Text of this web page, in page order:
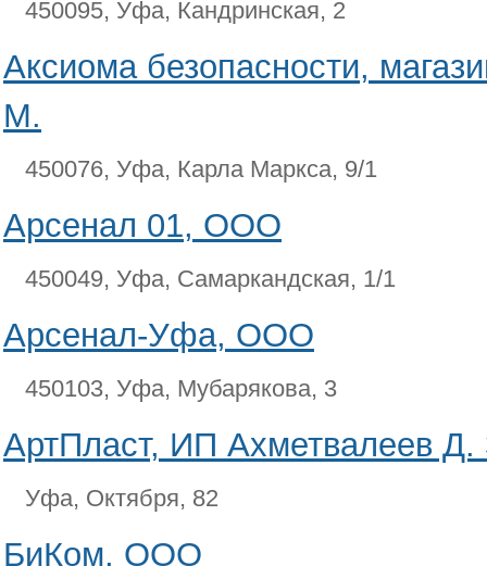
450095, Уфа, Кандринская, 2
Аксиома безопасности,
М.
450076, Уфа, Карла Маркса, 9/1
Арсенал 01, ООО
450049, Уфа, Самаркандская, 1/1
Арсенал-Уфа, ООО
450103, Уфа, Мубарякова, 3
АртПласт, ИП Ахметвалеев Д.
Уфа, Октября, 82
БиКом, ООО